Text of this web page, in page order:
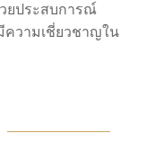
ยประสบการณ์
วามเชี่ยวชาญใน